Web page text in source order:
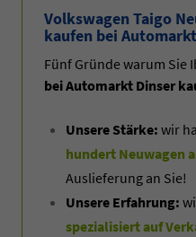
Volkswagen Taigo
kaufen bei
Fünf Gründe warum Sie
bei Automarkt Dinser
Unsere Stärke: wir
hundert Neuwagen
Auslieferung an Sie!
Unsere Erfahrung:
spezialisiert auf